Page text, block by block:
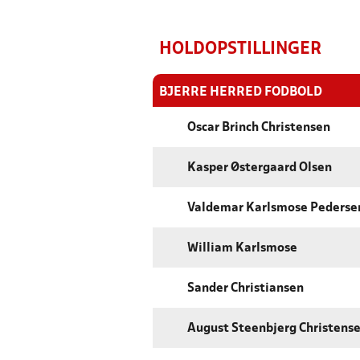
HOLDOPSTILLINGER
BJERRE HERRED FODBOLD
Oscar Brinch Christensen
Kasper Østergaard Olsen
Valdemar Karlsmose
William Karlsmose
Sander Christiansen
August Steenbjerg